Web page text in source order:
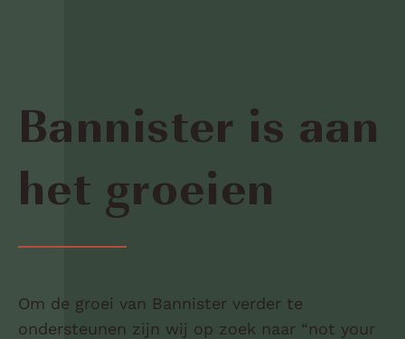
Bannister is aan
het groeien
Om de groei van Bannister verder te
ondersteunen zijn wij op zoek naar “not your